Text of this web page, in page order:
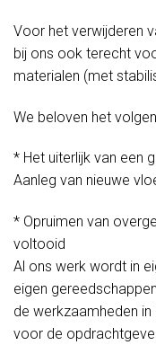
Voor het verwijderen
bij ons ook terecht
materialen (met
We beloven het
* Het uiterlijk van een
Aanleg van nieuwe
* Opruimen van
voltooid
Al ons werk wordt in
eigen
de werkzaamheden
voor de